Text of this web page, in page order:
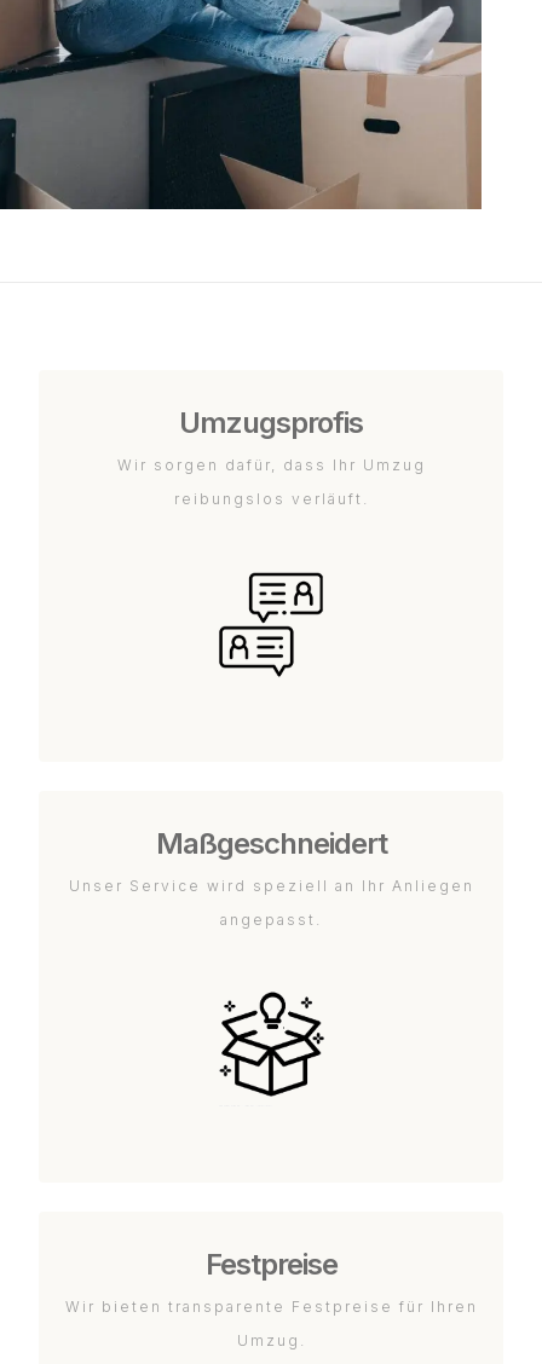
Umzugsprofis
Wir sorgen dafür, dass Ihr Umzug
reibungslos verläuft.
Maßgeschneidert
Unser Service wird speziell an Ihr Anliegen
angepasst.
Festpreise
Wir bieten transparente Festpreise für Ihren
Umzug.